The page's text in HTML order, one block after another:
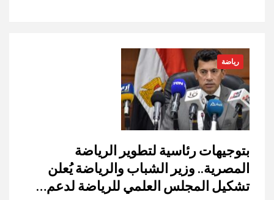
رياضة
بتوجيهات رئاسية لتطوير الرياضة
المصرية.. وزير الشباب والرياضة يُعلن
تشكيل المجلس العلمي للرياضة لدعم…